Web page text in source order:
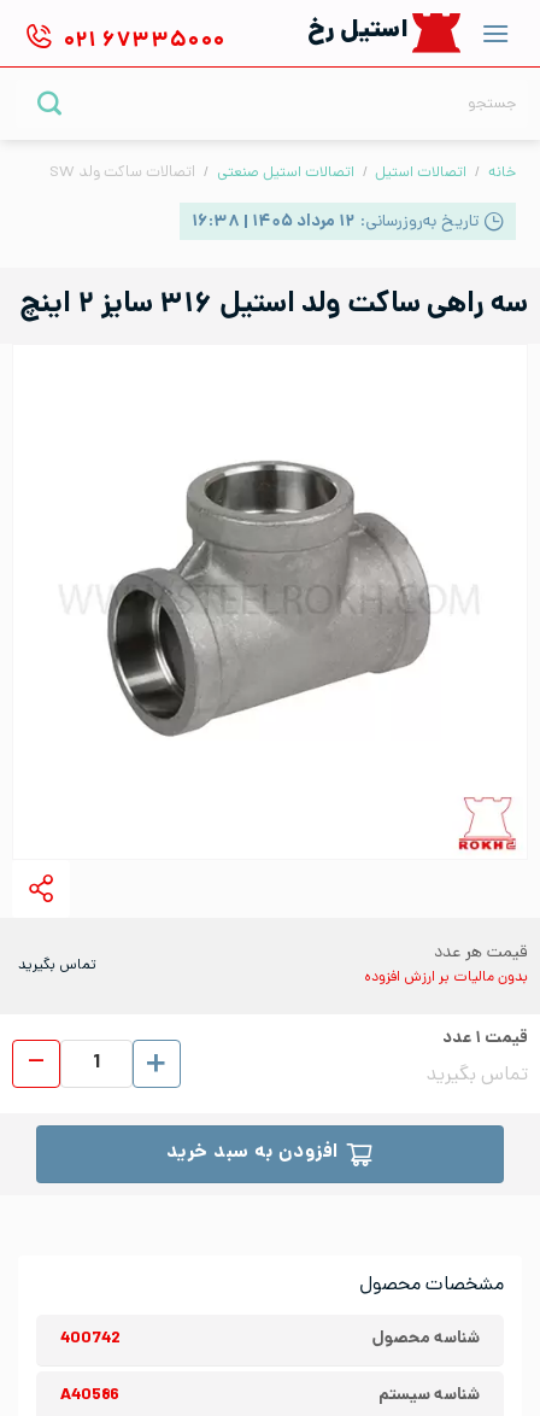
content
استیل رخ ۰۲۱ ۶۷۳۳۵۰۰۰
خانه / اتصالات استیل / اتصالات استیل صنعتی / اتصالات ساکت ولد SW
تاریخ به‌روزرسانی: ۱۲ مرداد ۱۴۰۵ | ۱۶:۳۸
مشخصات محصول
شناسه محصول 400742
شناسه سیستم A40586
سه راهی ساکت ولد استیل ۳۱۶ سایز ۲ اینچ
قیمت هر عدد
بدون مالیات بر ارزش افزوده
تماس بگیرید
قیمت ۱عدد
تماس بگیرید
سه
افزودن به سبد خرید